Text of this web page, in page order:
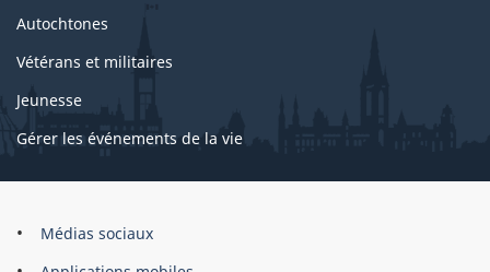
Autochtones
Vétérans et militaires
Jeunesse
Gérer les événements de la vie
Organisation
Médias sociaux